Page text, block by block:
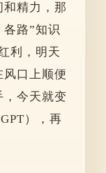
精力，那
路”知识
利，明天
口上顺便
，今天就变
），再